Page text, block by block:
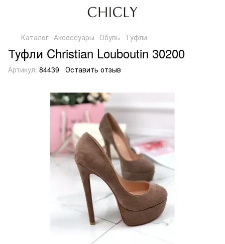
Каталог Аксессуары Обувь Туфли
Туфли Christian Louboutin 30200
Артикул: 84439 Оставить отзыв